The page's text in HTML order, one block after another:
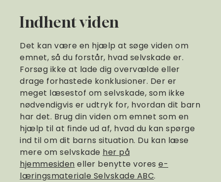
Indhent viden
Det kan være en hjælp at søge viden om
emnet, så du forstår, hvad selvskade er.
Forsøg ikke at lade dig overvælde eller
drage forhastede konklusioner. Der er
meget læsestof om selvskade, som ikke
nødvendigvis er udtryk for, hvordan dit barn
har det. Brug din viden om emnet som en
hjælp til at finde ud af, hvad du kan spørge
ind til om dit barns situation. Du kan læse
mere om selvskade her på
hjemmesiden eller benytte vores e-
læringsmateriale Selvskade ABC.